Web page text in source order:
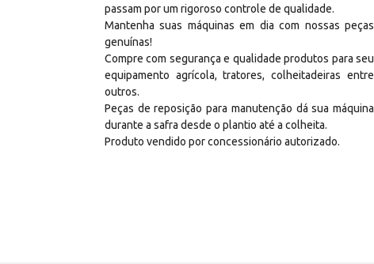
passam por um rigoroso controle de qualidade.
Mantenha suas máquinas em dia com nossas peças
genuínas!
Compre com segurança e qualidade produtos para seu
equipamento agrícola, tratores, colheitadeiras entre
outros.
Peças de reposição para manutenção dá sua máquina
durante a safra desde o plantio até a colheita.
Produto vendido por concessionário autorizado.